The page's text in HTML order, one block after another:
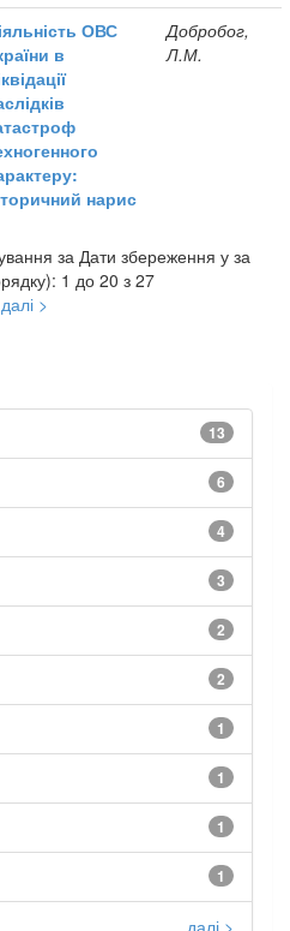
ОВС
в
нарис
Добробог,
Л.М.
за Дати збереження у за
1 до 20 з 27
далі >
13
6
4
3
2
2
1
1
1
1